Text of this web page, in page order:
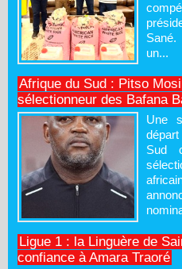
un...
Afrique du Sud : Pitso
sélectionneur des Bafana
Une
Sud
Ligue 1 : la Linguère de
confiance à Amara Traoré